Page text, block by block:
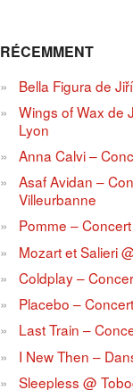
RÉCEMMENT
Bella Figura de
Wings of Wax de
Lyon
Anna Calvi –
Asaf Avidan –
Villeurbanne
Pomme –
Mozart et Salieri
Coldplay –
Placebo –
Last Train –
I New Then –
Sleepless @